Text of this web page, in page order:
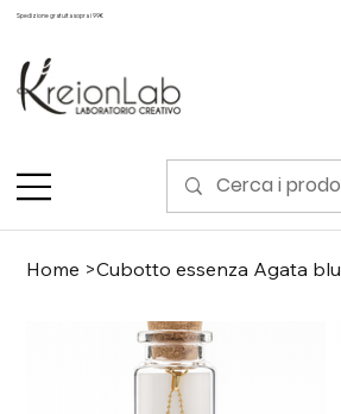
Spedizione gratuita sopra i 99€
Home >Cubotto essenza Agata blu